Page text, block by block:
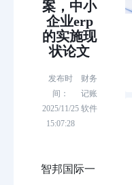
案，中小
企业erp
的实施现
状论文
发布时
间：
2025/11/25
15:07:28
财务
记账
软件
智邦国际一